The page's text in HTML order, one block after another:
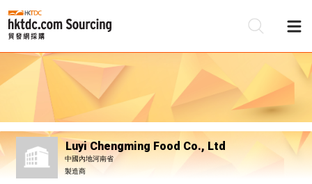
Luyi Chengming Food Co., Ltd
中國內地河南省
製造商